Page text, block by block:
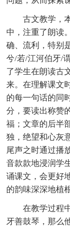
古文教学，
中，注重了朗读
确、流利，特别
兮/若/江河伯牙/
了学生在朗读古
来。在理解课文
的每一句话的同
分，要读出称赞
福；文章的后半
独，绝望和心灰
尾声之时通过播
音款款地浸润学
诵课文，会更好
的韵味深深地植
在教学过程
牙善鼓琴，那么